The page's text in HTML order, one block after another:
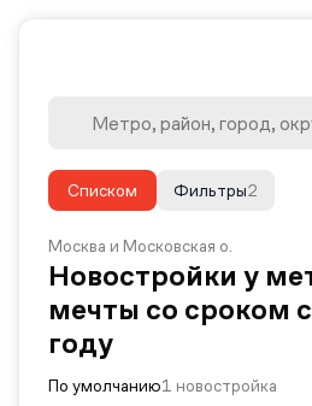
Списком 2
Фильтры
Москва и Московская о.
Новостройки у
мечты со сроком
году
По умолчанию1 новостройка